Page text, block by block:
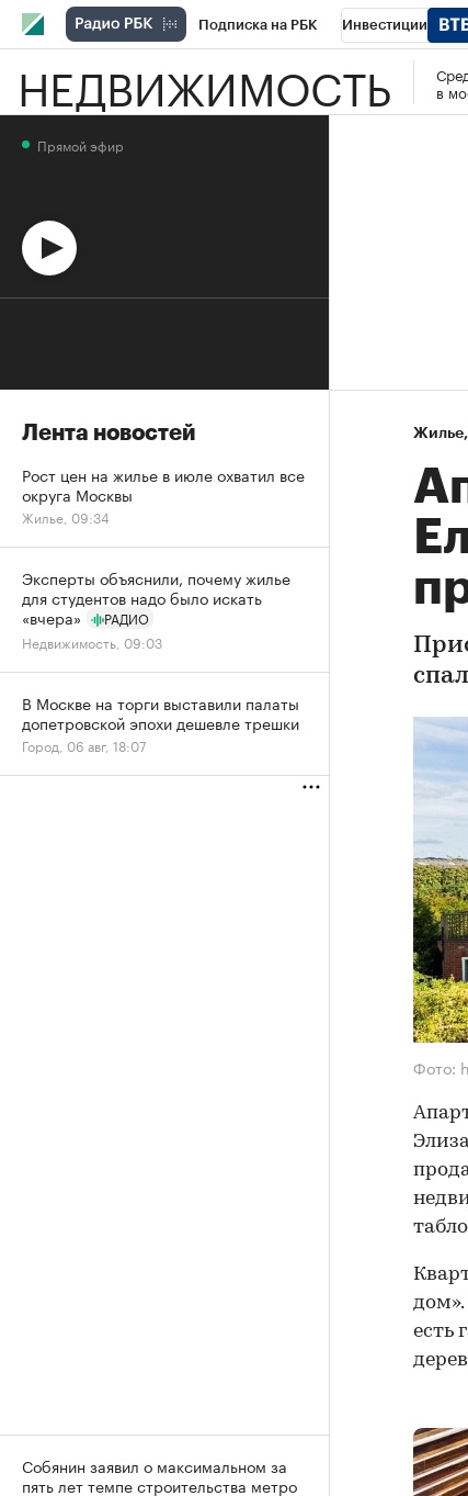
Подписка на РБК Инвестиции
Спорт Школа управления РБК
НЕДВИЖИМОСТЬ
в
Жилье⁠,
Фото:
есть
Прямой эфир
Лента новостей
Рост цен на жилье в июле охватил все
округа Москвы
Жилье, 09:34
Эксперты объяснили, почему жилье
для студентов надо было искать
«вчера»
РАДИО
Недвижимость, 09:03
В Москве на торги выставили палаты
допетровской эпохи дешевле трешки
Город, 06 авг, 18:07
Собянин заявил о максимальном за
пять лет темпе строительства метро